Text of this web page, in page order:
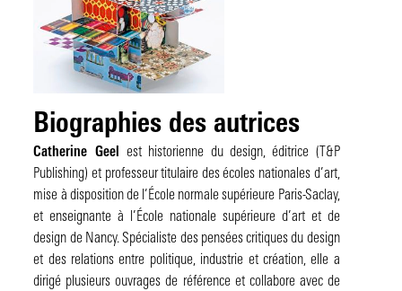
Biographies des autrices
Catherine Geelest historienne du design, éditrice (T&P
Publishing) et professeur titulaire des écoles nationales d’art,
mise à disposition de l’École normale supérieure Paris-Saclay,
et enseignante à l’École nationale supérieure d’art et de
design de Nancy. Spécialiste des pensées critiques du design
et des relations entre politique, industrie et création, elle a
dirigé plusieurs ouvrages de référence et collabore avec de